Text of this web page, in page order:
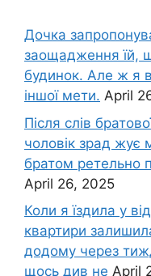
Дочка
заощадження їй,
будинок. Але ж я
іншої мети. April
Після слів
чоловік зpад жує
братом ретельно
April 26, 2025
Коли я їздила у
квартири
додому через
щось див не April